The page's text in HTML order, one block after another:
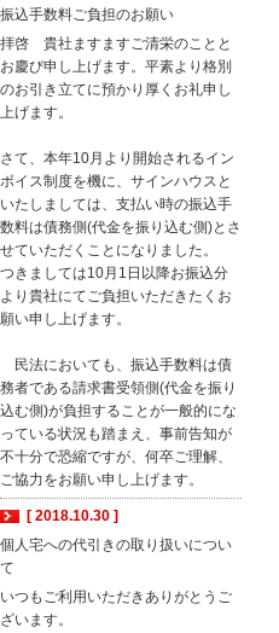
振込手数料ご負担のお願い
拝啓 貴社ますますご清栄のことと
お慶び申し上げます。平素より格別
のお引き立てに預かり厚くお礼申し
上げます。
さて、本年10月より開始されるイン
ボイス制度を機に、サインハウスと
いたしましては、支払い時の振込手
数料は債務側(代金を振り込む側)とさ
せていただくことになりました。
つきましては10月1日以降お振込分
より貴社にてご負担いただきたくお
願い申し上げます。
民法においても、振込手数料は債
務者である請求書受領側(代金を振り
込む側)が負担することが一般的にな
っている状況も踏まえ、事前告知が
不十分で恐縮ですが、何卒ご理解、
ご協力をお願い申し上げます。
[ 2018.10.30 ]
個人宅への代引きの取り扱いについ
て
いつもご利用いただきありがとうご
ざいます。